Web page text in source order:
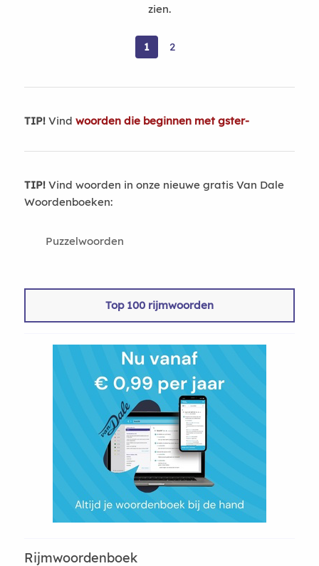
zien.
1 2
TIP!Vind woorden die beginnen met gster-
TIP!Vind woorden in onze nieuwe gratis Van Dale
Woordenboeken:
Puzzelwoorden
Top 100 rijmwoorden
Rijmwoordenboek